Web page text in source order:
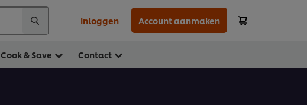
Inloggen Account aanmaken
Cook & Save Contact